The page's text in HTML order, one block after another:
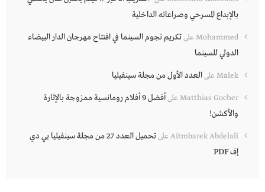
بالإبداع المسرحي وصراعاته الداخلية
Mohammed علىتكريم نجوم السينما في افتتاح مهرجان الدار البيضاء
الدولي للسينما
Malek علىالعدد الأول من مجلة سينفيليا
Matthias Gocher على
أفضل 9 أفلام رومانسية ممزوجة بالإثارة
والأكشن!
Aitmbarek Abdelali على
تحميل العدد 27 من مجلة سينفيليا بي دي
إف PDF